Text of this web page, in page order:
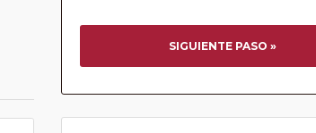
SIGUIENTE PASO »